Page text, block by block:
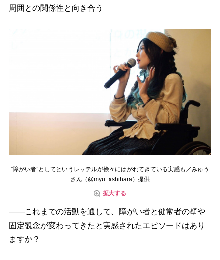
周囲との関係性と向き合う
”障がい者”としてというレッテルが徐々にはがれてきている実感も／みゅう
さん（@myu_ashihara）提供
拡大する
――これまでの活動を通して、障がい者と健常者の壁
固定観念が変わってきたと実感されたエピソードはあり
ますか？